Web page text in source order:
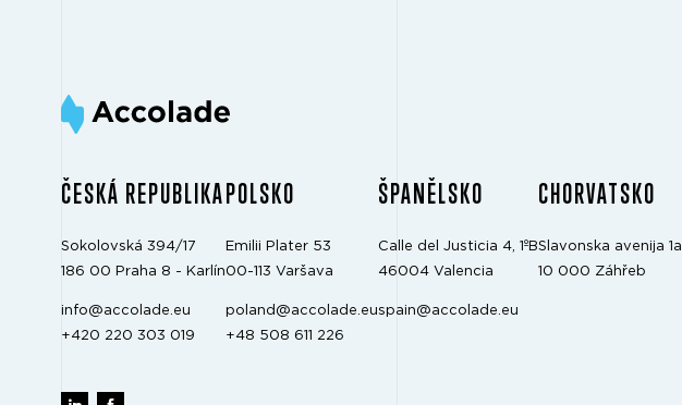
ČESKÁ REPUBLIKA
Sokolovská 394/17
186 00 Praha 8 - Karlín
info@accolade.eu
+420 220 303 019
POLSKO
Emilii Plater 53
00-113 Varšava
poland@accolade.eu
+48 508 611 226
ŠPANĚLSKO
Calle del Justicia 4, 1ºB
46004 Valencia
spain@accolade.eu
CHORVATSKO
Slavonska avenija 1a
10 000 Záhřeb